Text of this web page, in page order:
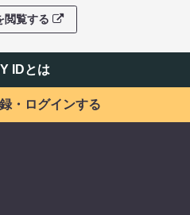
閲覧する
IDとは
・ログインする